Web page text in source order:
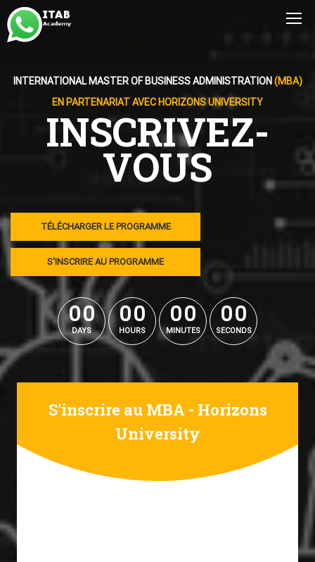
INTERNATIONAL MASTER OF BUSINESS ADMINISTRATION (MBA)
EN PARTENARIAT AVEC HORIZONS UNIVERSITY
INSCRIVEZ-
VOUS
TÉLÉCHARGER LE PROGRAMME
S'INSCRIRE AU PROGRAMME
00
00
DAYS
00
00
HOURS
00
00
MINUTES
00
00
SECONDS
S'inscrire au MBA - Horizons
University